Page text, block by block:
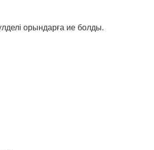
орындарға ие болды.